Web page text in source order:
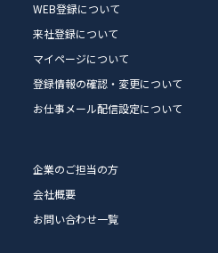
WEB登録について
来社登録について
マイページについて
登録情報の確認・変更について
お仕事メール配信設定について
企業のご担当の方
会社概要
お問い合わせ一覧